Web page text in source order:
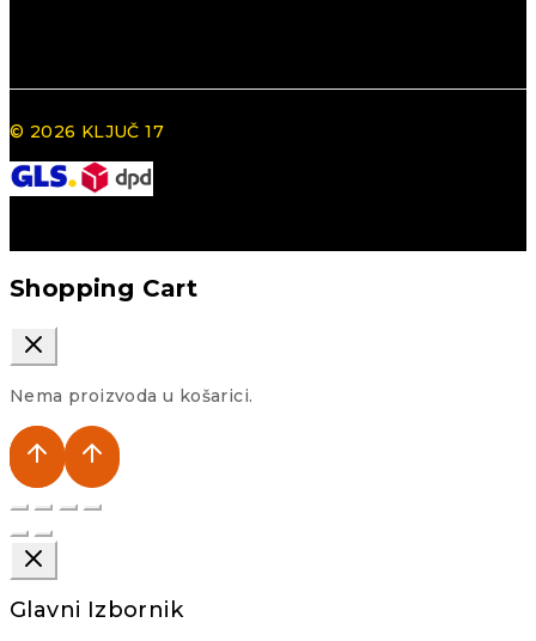
© 2026 KLJUČ 17
Shopping Cart
Nema proizvoda u košarici.
Glavni Izbornik